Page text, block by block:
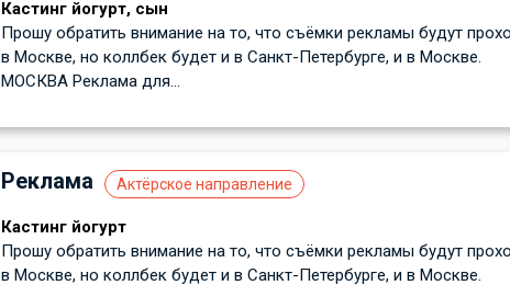
Кастинг йогурт, сын
Прошу обратить внимание на то, что съёмки рекламы будут
в Москве, но коллбек будет и в Санкт-Петербурге, и в Москве.
МОСКВА Реклама для...
Реклама Актёрское направление
Кастинг йогурт
Прошу обратить внимание на то, что съёмки рекламы будут
в Москве, но коллбек будет и в Санкт-Петербурге, и в Москве.